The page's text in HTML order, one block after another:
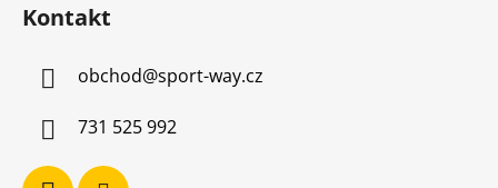
Kontakt
obchod@sport-way.cz
731 525 992